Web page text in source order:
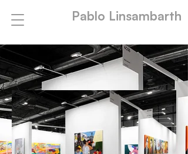
Pablo Linsambarth